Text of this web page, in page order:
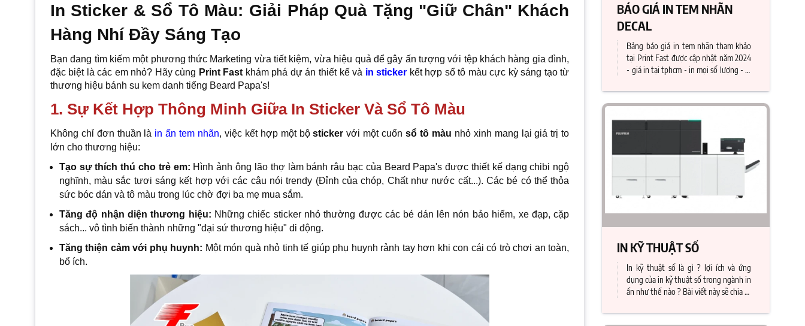
In Sticker & Sổ Tô Màu: Giải Pháp Quà Tặng "Giữ Chân" Khách
Hàng Nhí Đầy Sáng Tạo
Bạn đang tìm kiếm một phương thức Marketing vừa tiết kiệm, vừa hiệu quả để gây ấn tượng với tệp khách hàng gia đình,
đặc biệt là các em nhỏ? Hãy cùng Print Fast khám phá dự án thiết kế và in sticker kết hợp sổ tô màu cực kỳ sáng tạo từ
thương hiệu bánh su kem danh tiếng Beard Papa's!
1. Sự Kết Hợp Thông Minh Giữa In Sticker Và Sổ Tô Màu
Không chỉ đơn thuần là in ấn tem nhãn, việc kết hợp một bộsticker với một cuốnsổ tô màu nhỏ xinh mang lại giá trị to
lớn cho thương hiệu:
Tạo sự thích thú cho trẻ em: Hình ảnh ông lão thợ làm bánh râu bạc của Beard Papa's được thiết kế dạng chibi ngộ
nghĩnh, màu sắc tươi sáng kết hợp với các câu nói trendy (Đỉnh của chóp, Chất như nước cất...). Các bé có thể thỏa
sức bóc dán và tô màu trong lúc chờ đợi ba mẹ mua sắm.
Tăng độ nhận diện thương hiệu: Những chiếc sticker nhỏ thường được các bé dán lên nón bảo hiểm, xe đạp, cặp
sách... vô tình biến thành những "đại sứ thương hiệu" di động.
Tăng thiện cảm với phụ huynh: Một món quà nhỏ tinh tế giúp phụ huynh rảnh tay hơn khi con cái có trò chơi an toàn,
bổ ích.
BÁO GIÁ IN TEM NHÃN
DECAL
Bảng báo giá in tem nhãn tham khảo
tại Print Fast được cập nhật năm 2024
- giá in tại tphcm - in mọi số lượng - in
IN KỸ THUẬT SỐ
In kỹ thuật số là gì ? lợi ích và ứng
dụng của in kỹ thuật số trong ngành in
ấn như thế nào ? Bài viết này sẽ chia sẻ
in kỹ thuật số hiện đại, Công ty Print